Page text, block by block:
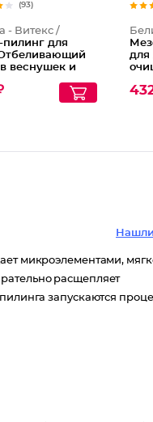
(93)
- Витекс /
пилинг для
веснушек и
для
микроэлементами,
расщепляет
запускаются